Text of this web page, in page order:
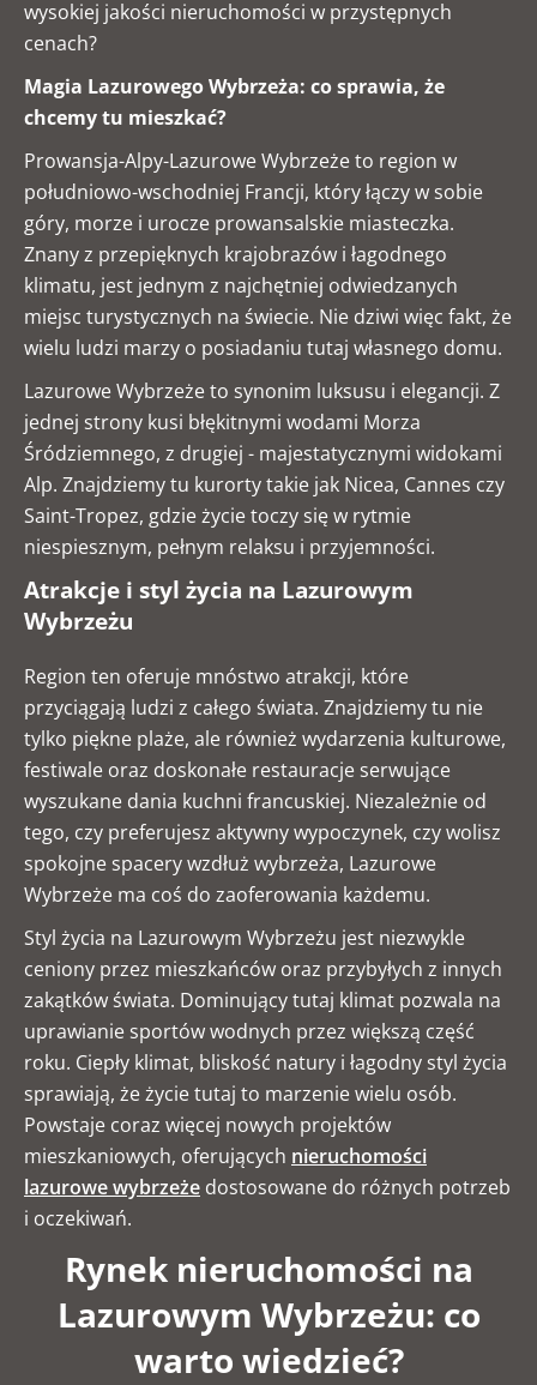
wysokiej jakości nieruchomości w przystępnych
cenach?
Magia Lazurowego Wybrzeża: co sprawia, że
chcemy tu mieszkać?
Prowansja-Alpy-Lazurowe Wybrzeże to region w
południowo-wschodniej Francji, który łączy w sobie
góry, morze i urocze prowansalskie miasteczka.
Znany z przepięknych krajobrazów i łagodnego
klimatu, jest jednym z najchętniej odwiedzanych
miejsc turystycznych na świecie. Nie dziwi więc fakt, że
wielu ludzi marzy o posiadaniu tutaj własnego domu.
Lazurowe Wybrzeże to synonim luksusu i elegancji. Z
jednej strony kusi błękitnymi wodami Morza
Śródziemnego, z drugiej - majestatycznymi widokami
Alp. Znajdziemy tu kurorty takie jak Nicea, Cannes czy
Saint-Tropez, gdzie życie toczy się w rytmie
niespiesznym, pełnym relaksu i przyjemności.
Atrakcje i styl życia na Lazurowym
Wybrzeżu
Region ten oferuje mnóstwo atrakcji, które
przyciągają ludzi z całego świata. Znajdziemy tu nie
tylko piękne plaże, ale również wydarzenia kulturowe,
festiwale oraz doskonałe restauracje serwujące
wyszukane dania kuchni francuskiej. Niezależnie od
tego, czy preferujesz aktywny wypoczynek, czy wolisz
spokojne spacery wzdłuż wybrzeża, Lazurowe
Wybrzeże ma coś do zaoferowania każdemu.
Styl życia na Lazurowym Wybrzeżu jest niezwykle
ceniony przez mieszkańców oraz przybyłych z innych
zakątków świata. Dominujący tutaj klimat pozwala na
uprawianie sportów wodnych przez większą część
roku. Ciepły klimat, bliskość natury i łagodny styl życia
sprawiają, że życie tutaj to marzenie wielu osób.
Powstaje coraz więcej nowych projektów
mieszkaniowych, oferujących nieruchomości
lazurowe wybrzeże dostosowane do różnych potrzeb
i oczekiwań.
Rynek nieruchomości na
Lazurowym Wybrzeżu: co
warto wiedzieć?